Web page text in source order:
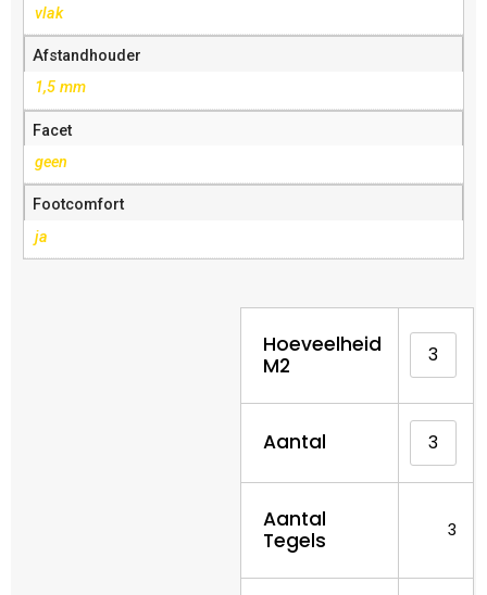
vlak
Afstandhouder
1,5 mm
Facet
geen
Footcomfort
ja
Hoeveelheid
M2
Aantal
Aantal
Tegels
3